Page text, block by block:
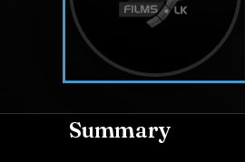
Summary